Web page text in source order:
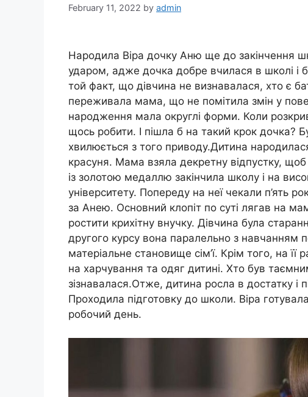
February 11, 2022 by admin
Народила Віра дочку Аню ще до закінчення
ударом, адже дочка добре вчилася в школі і
той факт, що дівчина не визнавалася, хто є
переживала мама, що не помітила змін у
народження мала округлі форми. Коли
щось робити. І пішла б на такий крок
хвилюється з того приводу.Дитина
красуня. Мама взяла декретну відпустку,
із золотою медаллю закінчила школу і на
університету. Попереду на неї чекали п’ять
за Анею. Основний клопіт по суті лягав на
ростити крихітну внучку. Дівчина була
другого курсу вона паралельно з
матеріальне становище сім’ї. Крім того, на
на харчування та одяг дитині. Хто був
зізнавалася.Отже, дитина росла в достатку і
Проходила підготовку до школи. Віра
робочий день.